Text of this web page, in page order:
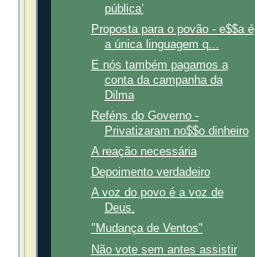
pública’
Proposta para o povão - e$$a é
a única linguagem q...
E nós também pagamos a
conta da campanha da
Dilma
Reféns do Governo -
Privatizaram no$$o dinheiro
A reação necessária
Depoimento verdadeiro
A voz do povo é a voz de
Deus.
"Mudança de Ventos"
Não vote sem antes assistir